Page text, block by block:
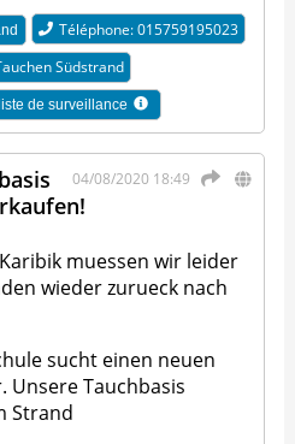
Téléphone: 015759195023
Südstrand
de surveillance
04/08/2020 18:49
muessen wir leider
wieder zurueck nach
sucht einen neuen
Unsere Tauchbasis
Strand